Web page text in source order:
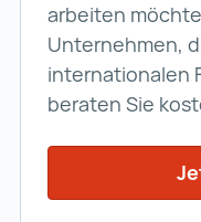
arbeiten
Unternehmen,
internationalen
beraten Sie